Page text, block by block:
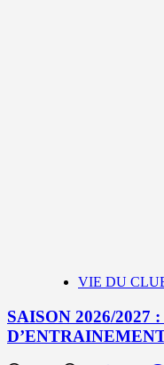
VIE DU
SAISON 2026/2027